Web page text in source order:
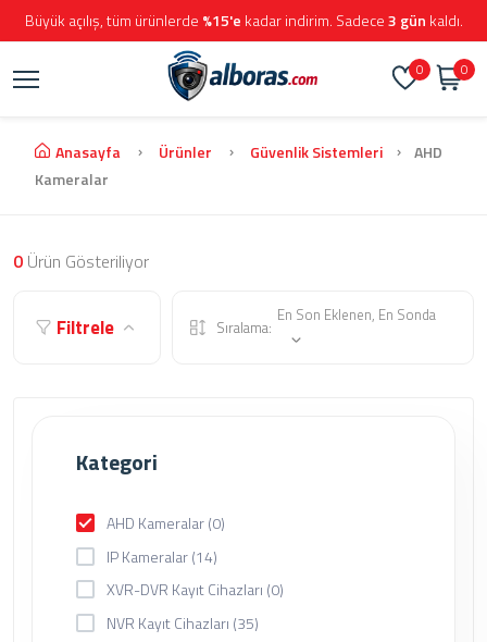
Büyük açılış, tüm ürünlerde %15'e kadar indirim. Sadece3 gün kaldı.
0 0
Anasayfa Ürünler Güvenlik Sistemleri
AHD
Kameralar
0 Ürün Gösteriliyor
Filtrele Sıralama:
En Son Eklenen, En Sonda
Kategori
AHD Kameralar(0)
IP Kameralar(14)
XVR-DVR Kayıt Cihazları (0)
NVR Kayıt Cihazları (35)